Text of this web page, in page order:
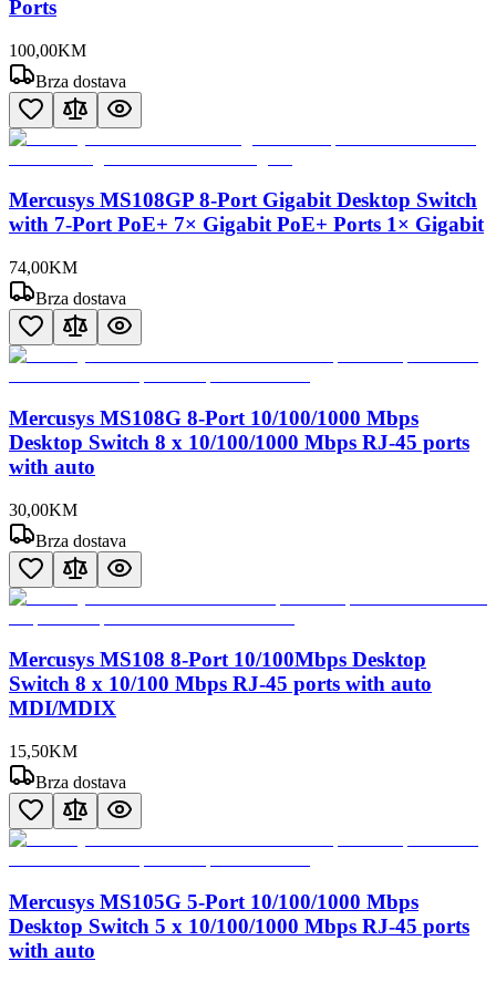
Ports
100,00KM
Brza dostava
Mercusys MS108GP 8-Port Gigabit Desktop Switch
with 7-Port PoE+ 7× Gigabit PoE+ Ports 1× Gigabit
74,00KM
Brza dostava
Mercusys MS108G 8-Port 10/100/1000 Mbps
Desktop Switch 8 x 10/100/1000 Mbps RJ-45 ports
with auto
30,00KM
Brza dostava
Mercusys MS108 8-Port 10/100Mbps Desktop
Switch 8 x 10/100 Mbps RJ-45 ports with auto
MDI/MDIX
15,50KM
Brza dostava
Mercusys MS105G 5-Port 10/100/1000 Mbps
Desktop Switch 5 x 10/100/1000 Mbps RJ-45 ports
with auto